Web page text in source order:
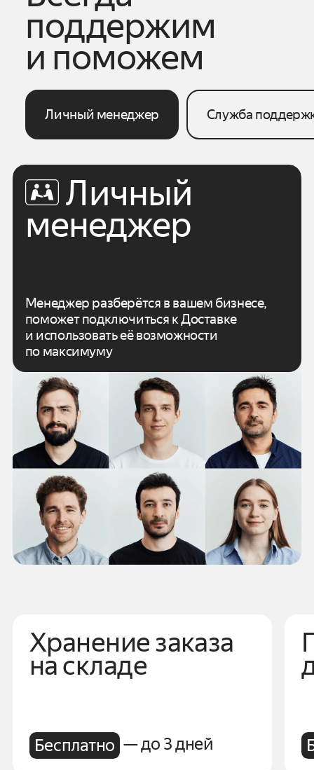
поддержим
и поможем
Личный менеджер Служба
Личный
менеджер
Менеджер разберётся в вашем бизнесе,
поможет подключиться к Доставке
и использоватьеё возможности
по максимуму
Хранение заказа
на складе
Бесплатно — до 3 дней